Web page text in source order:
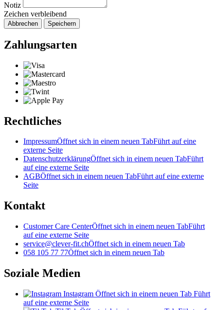
Notiz
Zeichen verbleibend
Abbrechen Speichern
Zahlungsarten
Rechtliches
ImpressumÖffnet sich in einem neuen TabFührt auf eine
externe Seite
DatenschutzerklärungÖffnet sich in einem neuen TabFührt
auf eine externe Seite
AGBÖffnet sich in einem neuen TabFührt auf eine externe
Seite
Kontakt
Customer Care CenterÖffnet sich in einem neuen TabFührt
auf eine externe Seite
service@clever-fit.chÖffnet sich in einem neuen Tab
058 105 77 77Öffnet sich in einem neuen Tab
Soziale Medien
Instagram Öffnet sich in einem neuen Tab Führt
auf eine externe Seite